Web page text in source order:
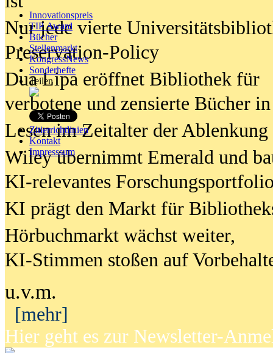
Innovationspreis
TIP Award
Bücher
Stellenmarkt
KongressNews
Sonderhefte
Teilen
Zitierrichtlinien
Kontakt
Impresssum
Nur jede vierte
Preservation-Policy
Dua Lipa eröffnet Bibliothek für
verbotene und zensierte Bücher
Lesen im Zeitalter der Ablenkung
Wiley übernimmt Emerald und
KI-relevantes
KI prägt den Markt für
Hörbuchmarkt wächst weiter,
KI-Stimmen stoßen auf
u.v.m.
[mehr]
Hier geht es zur Newsletter-